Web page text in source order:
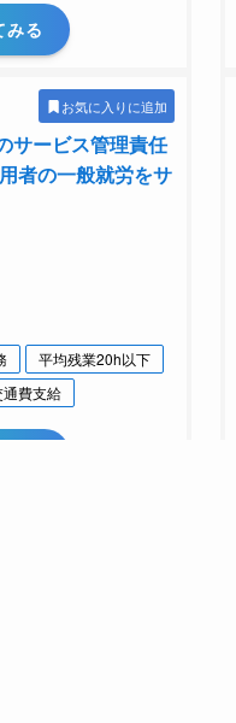
みる
お気に入りに追加
サービス管理責任
者の一般就労をサ
平均残業20h以下
費支給